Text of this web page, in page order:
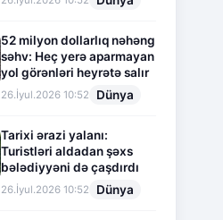
52 milyon dollarlıq nəhəng
səhv: Heç yerə aparmayan
yol görənləri heyrətə salır
26.İyul.2026 10:52 Dünya
Tarixi ərazi yalanı:
Turistləri aldadan şəxs
bələdiyyəni də çaşdırdı
26.İyul.2026 10:52 Dünya